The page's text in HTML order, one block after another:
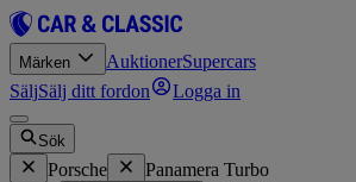
Märken AuktionerSupercars
SäljSälj ditt fordon Logga in
Sök
Porsche Panamera Turbo